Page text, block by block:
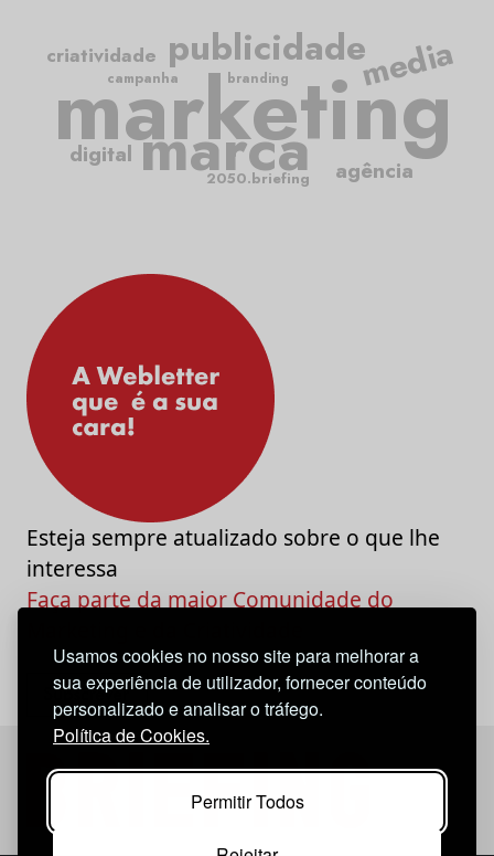
Usamos cookies no nosso site para melhorar a
sua experiência de utilizador, fornecer conteúdo
personalizado e analisar o tráfego.
Política de Cookies.
Permitir Todos
marketing
publicidade
marca
criatividade
campanha media
agência
digital
2050.briefing
branding
Esteja sempre atualizado sobre o que lhe
interessa
Faça parte da maior Comunidade do